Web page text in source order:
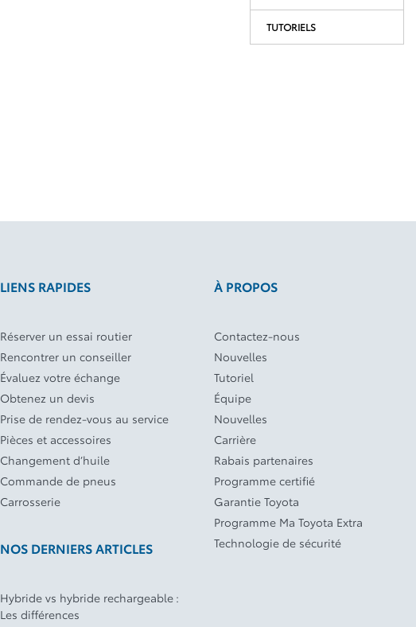
TUTORIELS
LIENS RAPIDES
Réserver un essai routier
Rencontrer un conseiller
Évaluez votre échange
Obtenez un devis
Prise de rendez-vous au service
Pièces et accessoires
Changement d’huile
Commande de pneus
Carrosserie
NOS DERNIERS ARTICLES
Hybride vs hybride rechargeable :
Les différences
À PROPOS
Contactez-nous
Nouvelles
Tutoriel
Équipe
Nouvelles
Carrière
Rabais partenaires
Programme certifié
Garantie Toyota
Programme Ma Toyota Extra
Technologie de sécurité